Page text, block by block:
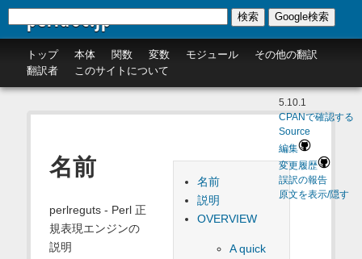
perldoc.jp
トップ 本体 関数 変数 モジュール
その他の翻訳
翻訳者
このサイトについて
検索 Google検索
5.10.1
CPANで確認する
Source
編集
変更履歴
誤訳の報告
原文を表示/隠す
名前
説明
OVERVIEW
A quick
名前
perlreguts - Perl 正
規表現エンジンの
説明